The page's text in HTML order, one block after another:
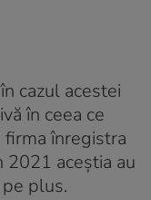
cazul acestei
în ceea ce
înregistra
aceștia au
plus.